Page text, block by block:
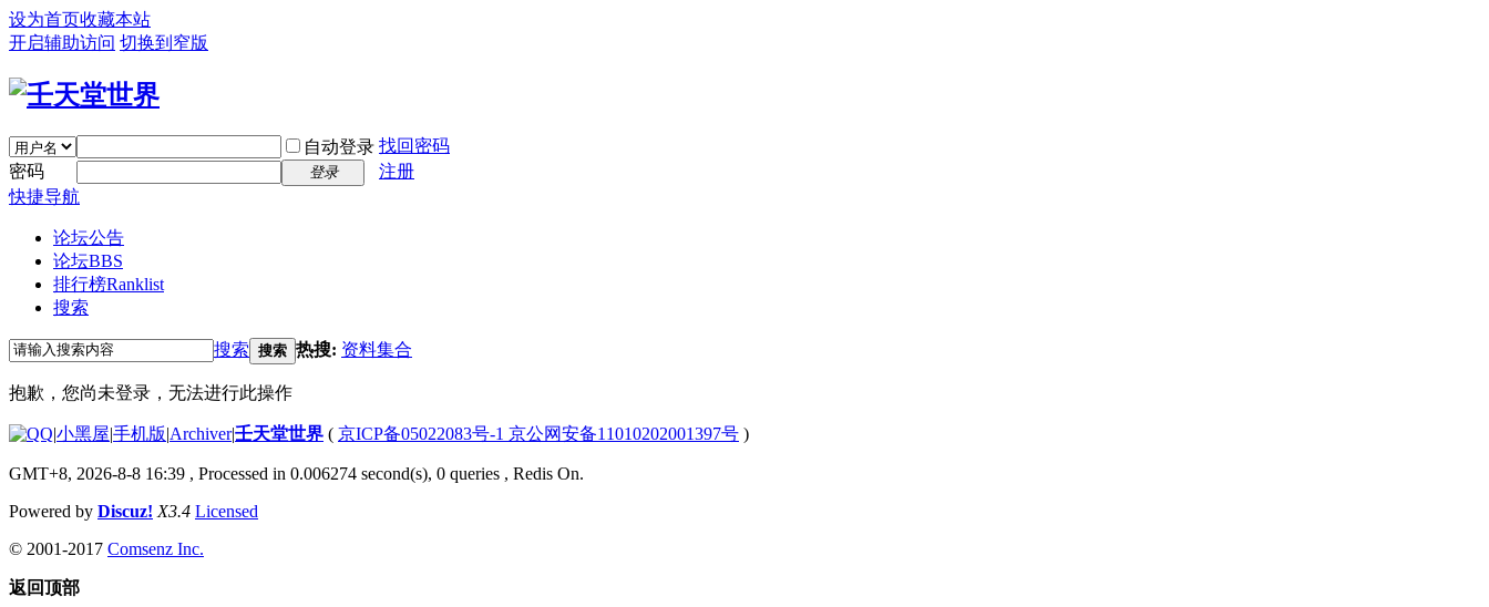
设为首页收藏本站
开启辅助访问 切换到窄版
自动登录 找回密码
密码
登录
注册
快捷导航
论坛公告
论坛BBS
排行榜Ranklist
搜索
搜索 搜索 热搜: 资料集合
抱歉，您尚未登录，无法进行此操作
|小黑屋|手机版|Archiver|壬天堂世界 ( 京ICP备05022083号-1 京公网安备11010202001397号 )
GMT+8, 2026-8-8 16:39 , Processed in 0.006274 second(s), 0 queries , Redis On.
Powered by Discuz! X3.4 Licensed
© 2001-2017 Comsenz Inc.
返回顶部